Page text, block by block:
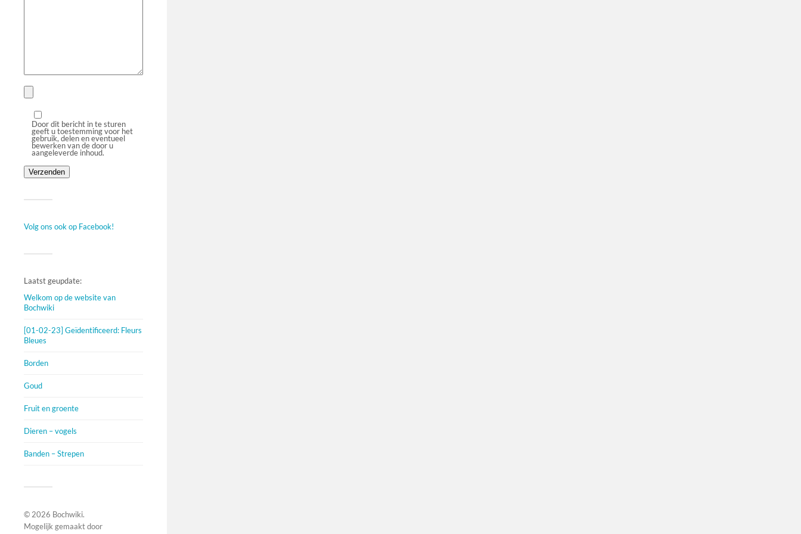
Door dit bericht in te sturen
geeft u toestemming voor het
gebruik, delen en eventueel
bewerken van de door u
aangeleverde inhoud.
Volg ons ook op Facebook!
Laatst geupdate:
Welkom op de website van
Bochwiki
[01-02-23] Geïdentificeerd: Fleurs
Bleues
Borden
Goud
Fruit en groente
Dieren – vogels
Banden – Strepen
© 2026 Bochwiki.
Mogelijk gemaakt door